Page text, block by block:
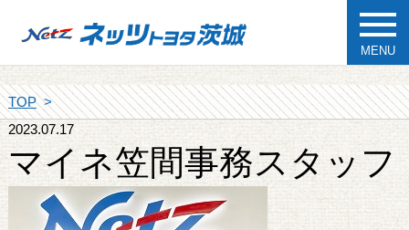
MENU
TOP
2023.07.17
マイネ笠間事務スタッフ